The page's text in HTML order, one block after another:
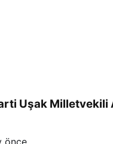
Uşak Milletvekili
önce